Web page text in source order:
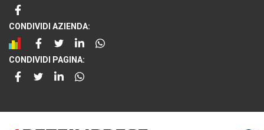
CONDIVIDI AZIENDA:
CONDIVIDI PAGINA: